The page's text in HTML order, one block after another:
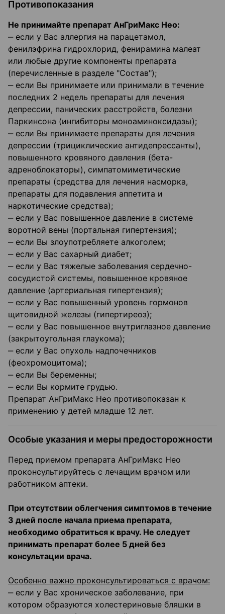
Противопоказания
Не принимайте препарат АнГриМакс Нео:
‒ если у Вас аллергия на парацетамол,
фенилэфрина гидрохлорид, фенирамина малеат
или любые другие компоненты препарата
(перечисленные в разделе "Состав");
‒ если Вы принимаете или принимали в течение
последних 2 недель препараты для лечения
депрессии, панических расстройств, болезни
Паркинсона (ингибиторы моноаминоксидазы);
‒ если Вы принимаете препараты для лечения
депрессии (трициклические антидепрессанты),
повышенного кровяного давления (бета-
адреноблокаторы), симпатомиметические
препараты (средства для лечения насморка,
препараты для подавления аппетита и
наркотические средства);
‒ если у Вас повышенное давление в системе
воротной вены (портальная гипертензия);
‒ если Вы злоупотребляете алкоголем;
‒ если у Вас сахарный диабет;
‒ если у Вас тяжелые заболевания сердечно-
сосудистой системы, повышенное кровяное
давление (артериальная гипертензия);
‒ если у Вас повышенный уровень гормонов
щитовидной железы (гипертиреоз);
‒ если у Вас повышенное внутриглазное давление
(закрытоугольная глаукома);
‒ если у Вас опухоль надпочечников
(феохромоцитома);
‒ если Вы беременны;
‒ если Вы кормите грудью.
Препарат АнГриМакс Нео противопоказан к
применению у детей младше 12 лет.
Особые указания и меры предосторожности
Перед приемом препарата АнГриМакс Нео
проконсультируйтесь с лечащим врачом или
работником аптеки.
При отсутствии облегчения симптомов в течение
3 дней после начала приема препарата,
необходимо обратиться к врачу. Не следует
принимать препарат более 5 дней без
консультации врача.
Особенно важно проконсультироваться с врачом:
‒ если у Вас хроническое заболевание, при
котором образуются холестериновые бляшки в